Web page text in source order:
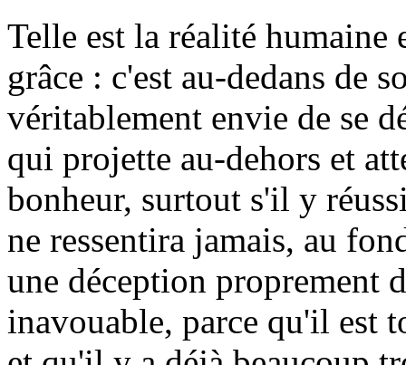
Telle est la réalité humaine
grâce : c'est au-dedans de
véritablement envie de se
qui projette au-dehors et
bonheur, surtout s'il y
ne ressentira jamais, au
une déception proprement
inavouable, parce qu'il est